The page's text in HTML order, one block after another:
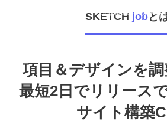
理想のサービスを簡単・便利に実
SKETCH jobと
項目＆デザインを
最短2日でリリース
サイト構築